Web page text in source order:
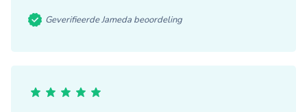
Geverifieerde Jameda beoordeling